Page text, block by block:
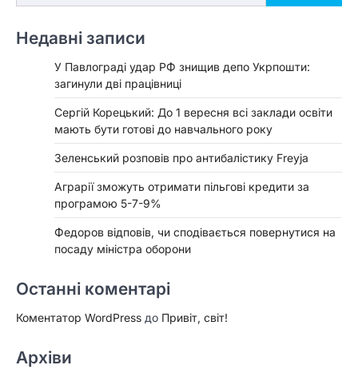
Недавні записи
У Павлограді удар РФ знищив депо Укрпошти:
загинули дві працівниці
Сергій Корецький: До 1 вересня всі заклади освіти
мають бути готові до навчального року
Зеленський розповів про антибалістику Freyja
Аграрії зможуть отримати пільгові кредити за
програмою 5-7-9%
Федоров відповів, чи сподівається повернутися на
посаду міністра оборони
Останні коментарі
Коментатор WordPress до Привіт, світ!
Архіви